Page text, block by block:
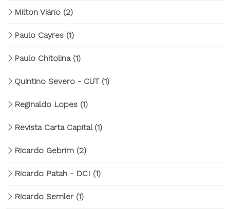
Milton Viário (2)
Paulo Cayres (1)
Paulo Chitolina (1)
Quintino Severo - CUT (1)
Reginaldo Lopes (1)
Revista Carta Capital (1)
Ricardo Gebrim (2)
Ricardo Patah - DCI (1)
Ricardo Semler (1)